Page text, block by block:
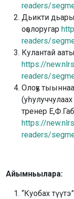
readers/
Дьикти
оҕолоругар
readers/
Кулантай
https://
readers/
Олоҕу
тренер
https://
readers/
Айымньылара:
“Куобах